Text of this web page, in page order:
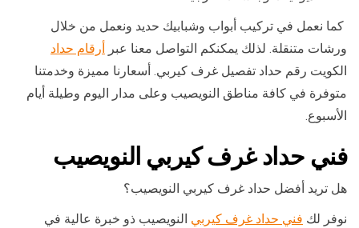
كما نعمل في تركيب أبواب وشبابيك حديد ونعمل من خلال
ورشات متنقلة. لذلك يمكنكم التواصل معنا عبر
أرقام حداد
الكويت رقم حداد تفصيل غرف كيربي. أسعارنا مميزة وخدمتنا
متوفرة في كافة مناطق النويصيب وعلى مدار اليوم وطيلة أيام
الأسبوع.
فني حداد غرف كيربي النويصيب
هل تريد أفضل حداد غرف كيربي النويصيب؟
نوفر لك فني حداد غرف كيربي النويصيب ذو خبرة عالية في